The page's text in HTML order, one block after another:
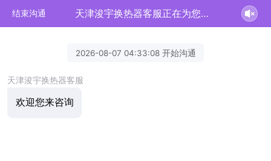
结束沟通 天津浚宇换热器客服正在为您服务
2026-08-07 04:33:08 开始沟通
天津浚宇换热器客服
欢迎您来咨询